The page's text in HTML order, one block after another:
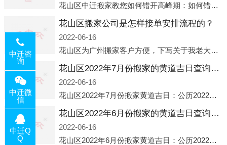
花山区中迁搬家教您如何错开高峰期：如何错开高峰期搬家，中迁搬家做了一些电话数据统计和分析，发现市民中午2点左右访问网站的人是最多的，电话咨询是早上9点左右是最多的，预约搬家周六和周日是最多的，网上QQ微
花山区搬家公司是怎样接单安排流程的？
2022-06-16
花山区为广州搬家客户方便，下写关于我老大众搬家公司接单的流程，九条给搬家朋友参考，了解搬家公司工序，免去搬家时的没有准备好的工作，给您及时快速的搬好家。一．电话咨询：专人接待客户电话咨询，初步了解客户搬 家
花山区2022年7月份搬家的黄道吉日查询大全一览表哪天适合搬家好日子
2022-06-16
花山区2022年7月份搬家黄道吉日：公历2022年7月6日 农历六月初八 星期三 冲虎(甲寅)公历2022年7月12日 农历六月十四 星期二 冲猴(庚申)公历2022年7月13日 农历六月十五 星期三 冲鸡
花山区2022年6月份搬家的黄道吉日查询大全一览表哪天适合搬家好日子
2022-06-16
花山区2022年6月份搬家黄道吉日：公历2022年6月1日 农历五月初三 星期三 冲兔(己卯)公历2022年6月4日 农历五月初六 星期六 冲马(壬午)公历2022年6月8日 农历五月初十 星期三 冲狗(丙
中迁咨
询
中迁微
信
中迁Q
Q